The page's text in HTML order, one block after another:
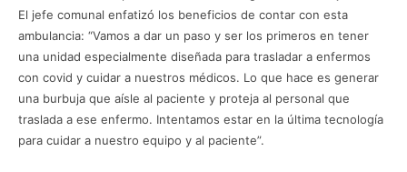
El jefe comunal enfatizó los beneficios de contar con esta
ambulancia: “Vamos a dar un paso y ser los primeros en tener
una unidad especialmente diseñada para trasladar a enfermos
con covid y cuidar a nuestros médicos. Lo que hace es generar
una burbuja que aísle al paciente y proteja al personal que
traslada a ese enfermo. Intentamos estar en la última tecnología
para cuidar a nuestro equipo y al paciente”.